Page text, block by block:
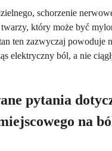
schorzenie
który może być
ten zazwyczaj powoduje
elektryczny ból, a nie
pytania
na